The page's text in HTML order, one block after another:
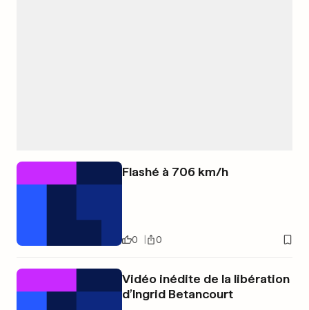
Flashé à 706 km/h
0 0
Vidéo inédite de la libération
d’Ingrid Betancourt